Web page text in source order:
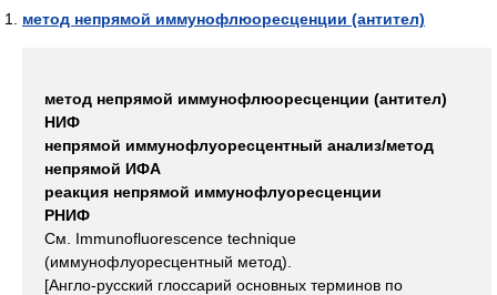
метод непрямой иммунофлюоресценции (антител)
метод непрямой иммунофлюоресценции (антител)
НИФ
непрямой иммунофлуоресцентный анализ/метод
непрямой ИФА
реакция непрямой иммунофлуоресценции
РНИФ
См. Immunofluorescence technique
(иммунофлуоресцентный метод).
[Англо-русский глоссарий основных терминов по